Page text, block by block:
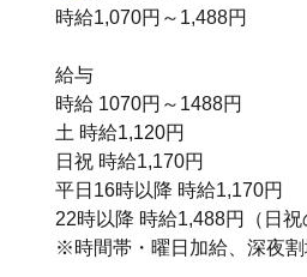
時給1,070円～1,488円
給与
時給 1070円～1488円
土 時給1,120円
日祝 時給1,170円
平日16時以降 時給1,170円
22時以降 時給1,488円（日祝
※時間帯・曜日加給、深夜割